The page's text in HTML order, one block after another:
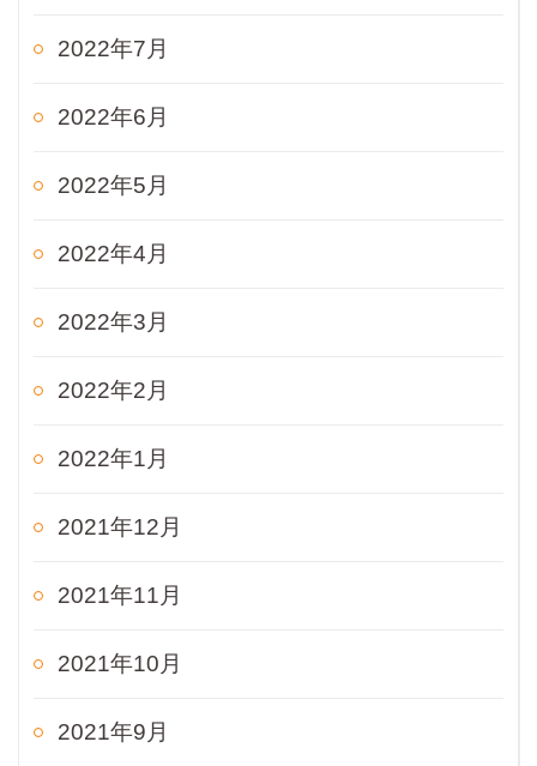
2022年7月
2022年6月
2022年5月
2022年4月
2022年3月
2022年2月
2022年1月
2021年12月
2021年11月
2021年10月
2021年9月